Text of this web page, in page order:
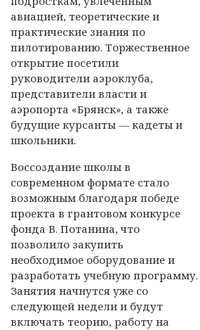
авиацией, теоретические и
практические знания по
пилотированию. Торжественное
открытие посетили
руководители аэроклуба,
представители власти и
аэропорта «Брянск», а также
будущие курсанты — кадеты и
школьники.
Воссоздание школы в
современном формате стало
возможным благодаря победе
проекта в грантовом конкурсе
фонда В. Потанина, что
позволило закупить
необходимое оборудование и
разработать учебную программу.
Занятия начнутся уже со
следующей недели и будут
включать теорию, работу на